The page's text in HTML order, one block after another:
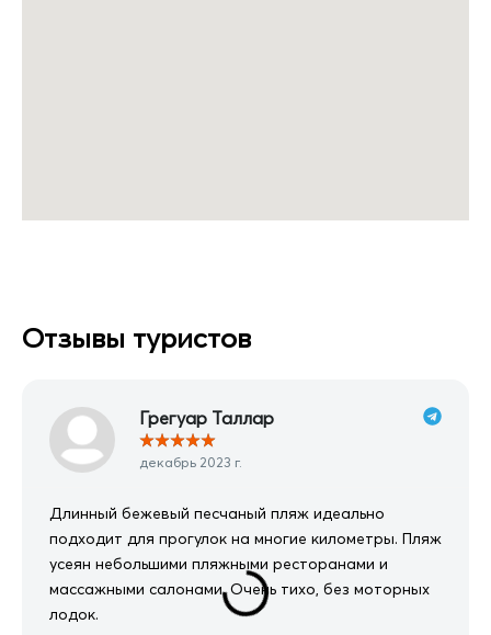
Отзывы туристов
Грегуар Таллар
★★★★★
декабрь 2023 г.
Длинный бежевый песчаный пляж идеально
подходит для прогулок на многие километры. Пляж
усеян небольшими пляжными ресторанами и
массажными салонами. Очень тихо, без моторных
лодок.